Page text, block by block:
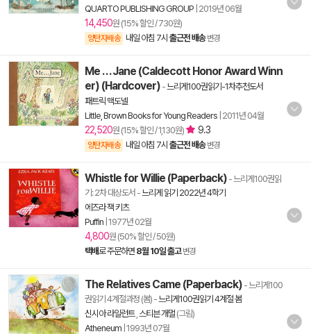
QUARTO PUBLISHING GROUP 2019년 06월
14,450원 (15% 할인 / 730원)
양탄자배송 내일 아침 7시 출근전 배송 변경
Me . . . Jane (Caldecott Honor Award Winn
er) (Hardcover) -느리게100권읽기-1차추천도서
패트릭 맥도넬
Little, Brown Books for Young Readers 2011년 04월
22,520원 (15% 할인 / 1,130원) 9.3
양탄자배송 내일 아침 7시 출근전 배송 변경
Whistle for Willie (Paperback) - 느리게100권읽
기: 2차 대상도서 -느리게 읽기 2022년 4학기
에즈라 잭 키츠
Puffin 1977년 02월
4,800원 (50% 할인 / 50원)
택배로 주문하면 8월 10일 출고 변경
The Relatives Came (Paperback) - 느리게100
권읽기 4계절과정 (봄) -느리게100권읽기 4계절 봄
신시아 라일런트, 스티븐 개멀 (그림)
Atheneum 1993년 07월